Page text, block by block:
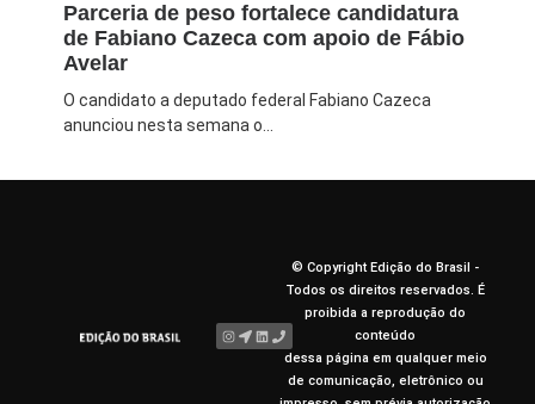
Parceria de peso fortalece candidatura
de Fabiano Cazeca com apoio de Fábio
Avelar
O candidato a deputado federal Fabiano Cazeca
anunciou nesta semana o...
© Copyright Edição do Brasil -
Todos os direitos reservados. É
proibida a reprodução do
conteúdo
dessa página em qualquer meio
de comunicação, eletrônico ou